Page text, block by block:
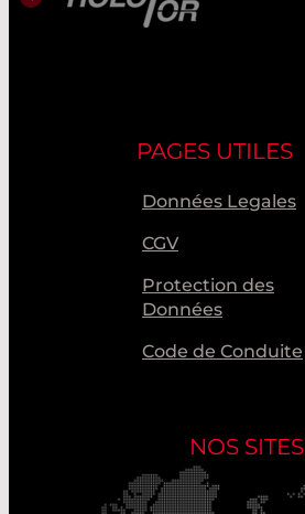
PAGES UTILES
Données Legales
CGV
Protection des
Données
Code de Conduite
NOS SITES